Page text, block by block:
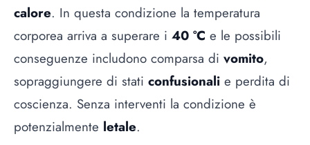
calore. In questa condizione la temperatura
corporea arriva a superare i 40 °C e le possibili
conseguenze includono comparsa di vomito,
sopraggiungere di stati confusionali e perdita di
coscienza. Senza interventi la condizione è
potenzialmente letale.